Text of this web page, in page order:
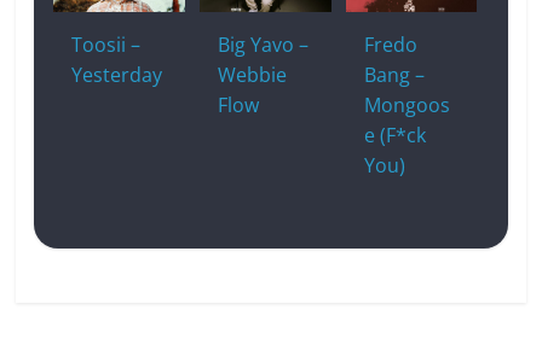
Toosii –
Yesterday
Big Yavo –
Webbie
Flow
Fredo
Bang –
Mongoos
e (F*ck
You)